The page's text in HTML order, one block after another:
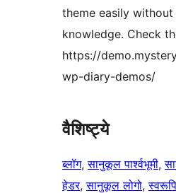
theme easily
knowledge. Check
https://
wp-diary-demos/
वैशिष्ट्ये
ब्लॉग, सानुकूल पार्श्वभूमी,
हेडर, सानुकूल लोगो,